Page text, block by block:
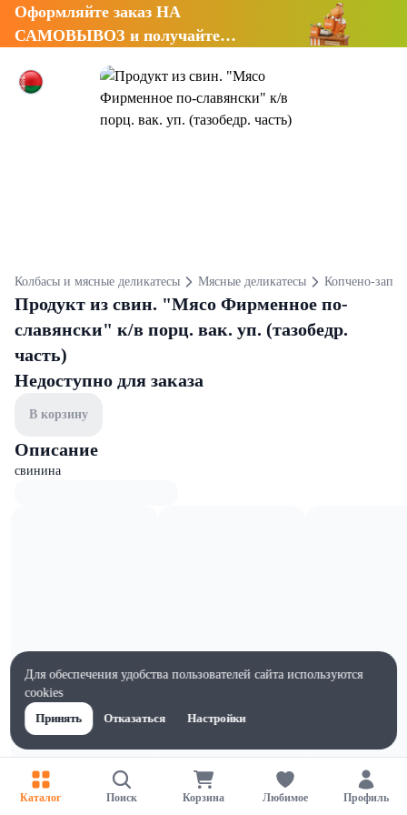
Оформляйте заказ НА
САМОВЫВОЗ и получайте
Колбасы и мясные деликатесы Мясные деликатесы Копчено-
Продукт из свин. "Мясо Фирменное по-
славянски" к/в порц. вак. уп. (тазобедр.
часть)
Недоступно для заказа
В корзину
Описание
свинина
Характеристики
Жиры на 100г, г
Каталог Поиск Корзина Любимое Профиль
Для обеспечения удобства пользователей сайта используются
cookies
Принять
Отказаться Настройки